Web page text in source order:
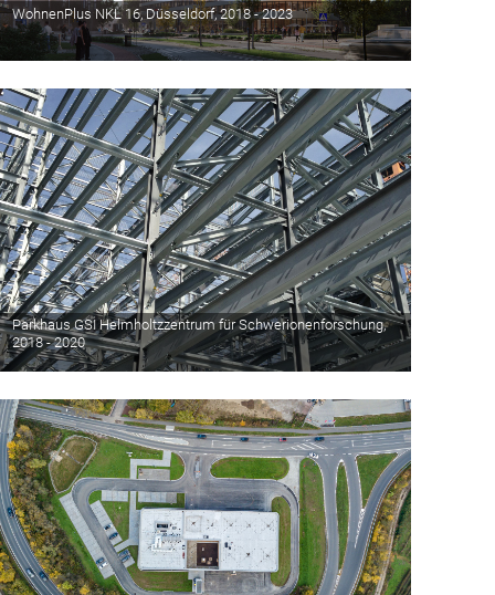
WohnenPlus NKL 16, Düsseldorf, 2018 - 2023
Parkhaus GSI Helmholtzzentrum für Schwerionenforschung,
2018 - 2020